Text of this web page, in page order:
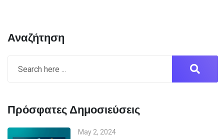
Αναζήτηση
Πρόσφατες Δημοσιεύσεις
May 2, 2024